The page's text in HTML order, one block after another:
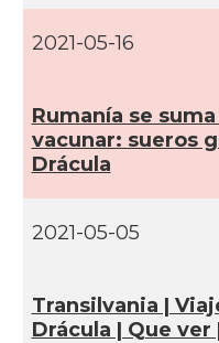
2021-05-16
Rumaní­a se
vacunar: sueros
Drácula
2021-05-05
Transilvania |
Drácula | Que ver